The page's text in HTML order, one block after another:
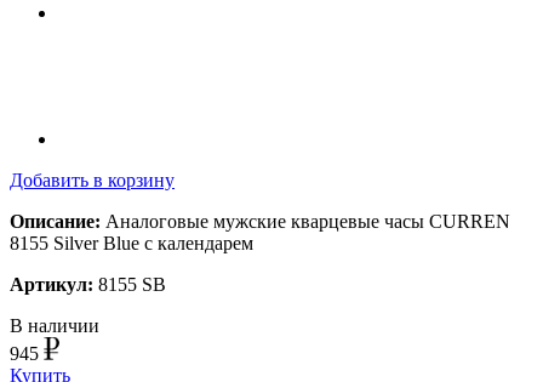
Добавить в корзину
Описание: Аналоговые мужские кварцевые часы CURREN
8155 Silver Blue с календарем
Артикул: 8155 SB
В наличии
945
Купить